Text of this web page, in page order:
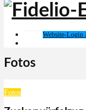
Website-Login
Fotos
Fotos